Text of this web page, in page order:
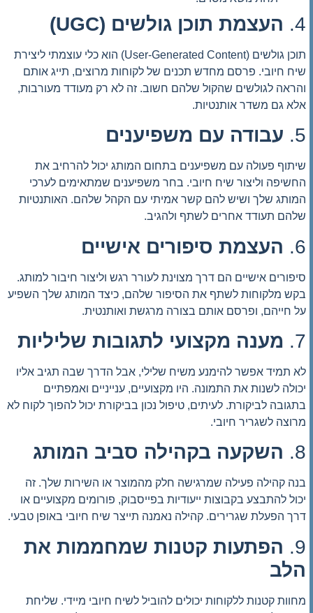
4. העצמת תוכן גולשים (UGC)
תוכן גולשים (User-Generated Content) הוא כלי עוצמתי ליצירת
שיח חיובי. פרסם מחדש תכנים של לקוחות מרוצים, תייג אותם
והראה לגולשים שהקול שלהם חשוב. זה לא רק מעודד מעורבות,
אלא גם משדר אותנטיות.
5. עבודה עם משפיענים
שיתוף פעולה עם משפיענים בתחום המותג יכול להרחיב את
החשיפה וליצור שיח חיובי. בחר משפיענים שמתאימים לערכי
המותג שלך ושיש להם קשר אמיתי עם הקהל שלהם. האותנטיות
שלהם תעודד אחרים לשתף ולהגיב.
6. העצמת סיפורים אישיים
סיפורים אישיים הם דרך מצוינת לעורר רגש וליצור חיבור למותג.
בקש מלקוחות לשתף את הסיפור שלהם, כיצד המותג שלך השפיע
על חייהם, ופרסם אותם בצורה מרגשת ואותנטית.
7. מענה מקצועי לתגובות שליליות
לא תמיד אפשר להימנע משיח שלילי, אבל הדרך שבה תגיב אליו
יכולה לשנות את התמונה. היו מקצועיים, ענייניים ואמפתיים
בתגובה לביקורת. לעיתים, טיפול נכון בביקורת יכול להפוך לקוח לא
מרוצה לשגריר חיובי.
8. השקעה בקהילה סביב המותג
בנה קהילה פעילה שמרגישה חלק מהמוצר או השירות שלך. זה
יכול להתבצע בקבוצות ייעודיות בפייסבוק, פורומים מקצועיים או
דרך הפעלת שגרירים. קהילה נאמנה תייצר שיח חיובי באופן טבעי.
9.
הפתעות קטנות שמחממות את
הלב
מחוות קטנות ללקוחות יכולים להוביל לשיח חיובי מיידי. שליחת